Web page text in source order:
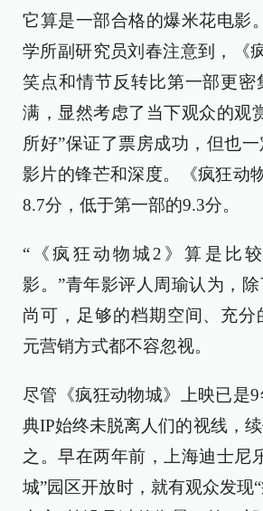
它算是一部合格的爆米花电影
学所副研究员刘春注意到，《
笑点和情节反转比第一部更密
满，显然考虑了当下观众的观
所好”保证了票房成功，但也
影片的锋芒和深度。《疯狂动
8.7分，低于第一部的9.3分。
“《疯狂动物城2》算是比
影。”青年影评人周瑜认为，
尚可，足够的档期空间、充分
元营销方式都不容忽视。
尽管《疯狂动物城》上映已是
典IP始终未脱离人们的视线，
之。早在两年前，上海迪士尼
城”园区开放时，就有观众发现